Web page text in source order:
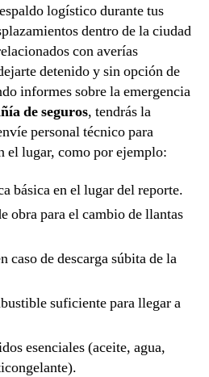
logístico durante tus
dentro de la ciudad
con averías
detenido y sin opción de
informes sobre la emergencia
de seguros, tendrás la
personal técnico para
el lugar, como por ejemplo:
básica en el lugar del reporte.
obra para el cambio de llantas
caso de descarga súbita de la
suficiente para llegar a
esenciales (aceite, agua,